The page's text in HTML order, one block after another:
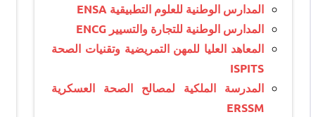
المدارس الوطنية للعلوم التطبيقية ENSA
المدارس الوطنية للتجارة والتسيير ENCG
المعاهد العليا للمهن التمريضية وتقنيات الصحة
ISPITS
المدرسة الملكية لمصالح الصحة العسكرية
ERSSM